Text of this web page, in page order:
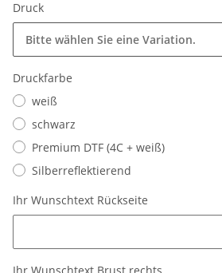
Druck
Bitte wählen Sie eine Variation.
Druckfarbe
weiß
schwarz
Premium DTF (4C + weiß)
Silberreflektierend
Ihr Wunschtext Rückseite